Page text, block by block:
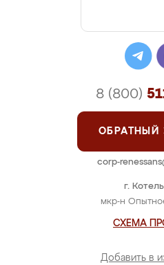
г.
мкр-н
СХЕМА
Добавить в
8 (800)
ОБРАТНЫЙ
corp-